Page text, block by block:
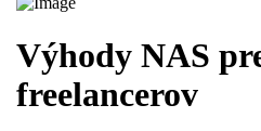
Výhody NAS
freelancerov